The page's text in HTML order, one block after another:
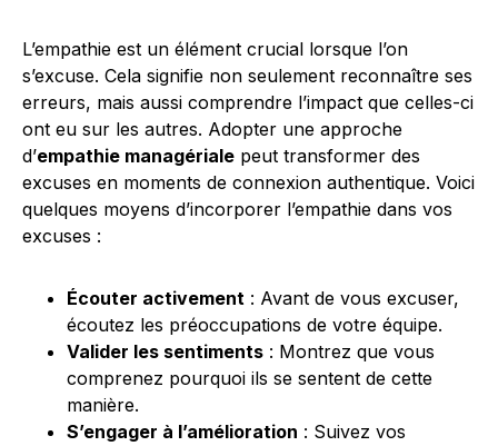
L’empathie est un élément crucial lorsque l’on
s’excuse. Cela signifie non seulement reconnaître ses
erreurs, mais aussi comprendre l’impact que celles-ci
ont eu sur les autres. Adopter une approche
d’empathie managériale peut transformer des
excuses en moments de connexion authentique. Voici
quelques moyens d’incorporer l’empathie dans vos
excuses :
Écouter activement : Avant de vous excuser,
écoutez les préoccupations de votre équipe.
Valider les sentiments : Montrez que vous
comprenez pourquoi ils se sentent de cette
manière.
S’engager à l’amélioration : Suivez vos